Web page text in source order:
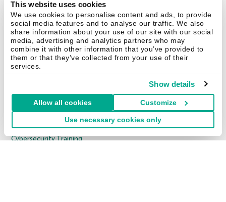
This website uses cookies
We use cookies to personalise content and ads, to provide
social media features and to analyse our traffic. We also
share information about your use of our site with our social
media, advertising and analytics partners who may
combine it with other information that you’ve provided to
them or that they’ve collected from your use of their
services.
Show details
Allow all cookies Customize
Use necessary cookies only
Kaspersky Endpoint Security for Business Advanced
Alle producten
Bedrijven
1000 WERKNEMERS
Threat Management and Defense
Endpoint Security
Hybrid Cloud Security
Cybersecurity Training